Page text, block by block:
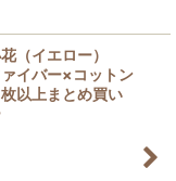
（イエロー）
ァイバー×コットン
以上まとめ買い